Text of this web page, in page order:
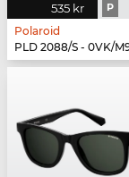
535 kr P
Polaroid
PLD 2088/S - 0VK/